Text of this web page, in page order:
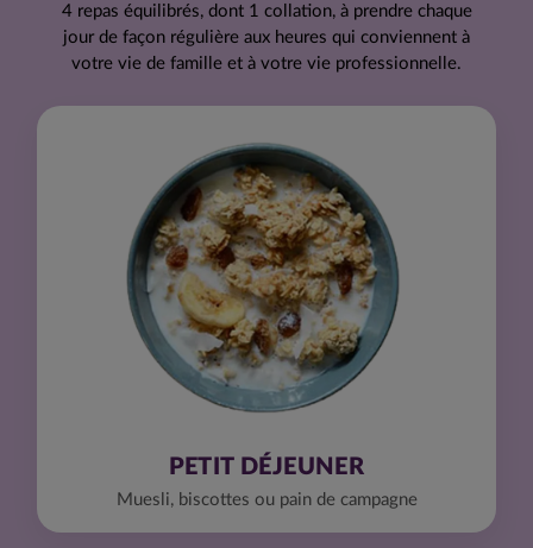
4 repas équilibrés, dont 1 collation, à prendre chaque
jour de façon régulière aux heures qui conviennent à
votre vie de famille et à votre vie professionnelle.
PETIT DÉJEUNER
Muesli, biscottes ou pain de campagne